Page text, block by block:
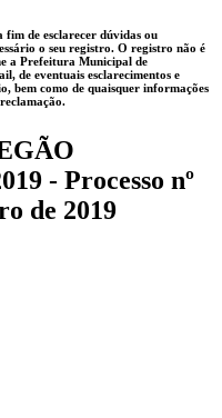
de esclarecer dúvidas ou
o seu registro. O registro não é
a Prefeitura Municipal de
de eventuais esclarecimentos e
bem como de quaisquer informações
- Processo nº
de 2019